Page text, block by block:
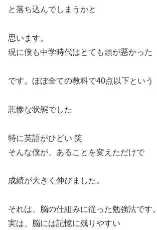
と落ち込んでしまうかと
思います。
現に僕も中学時代はとても頭が悪かった
です。ほぼ全ての教科で40点以下という
悲惨な状態でした
特に英語がひどい 笑
そんな僕が、あることを変えただけで
成績が大きく伸びました。
それは、脳の仕組みに従った勉強法です。
実は、脳には記憶に残りやすい